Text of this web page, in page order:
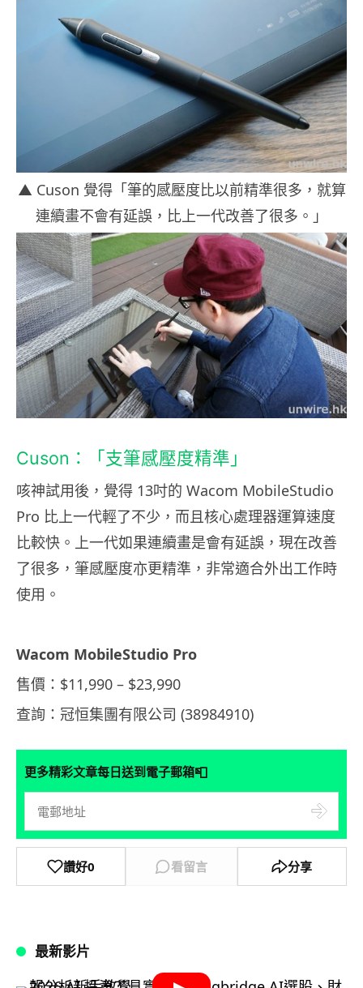
▲ Cuson 覺得「筆的感壓度比以前精準很多，就算
連續畫不會有延誤，比上一代改善了很多。」
Cuson：「 支筆感壓度精準 」
咳神試用後，覺得 13吋的 Wacom MobileStudio
Pro 比上一代輕了不少，而且核心處理器運算速度
比較快。上一代如果連續畫是會有延誤， 現在改善
了很多， 筆感壓度亦更精準，非常適合外出工作時
使用。
Wacom MobileStudio Pro
售價：$11,990 – $23,990
查詢：冠恒集團有限公司 (38984910)
更多精彩文章每日送到電子郵箱📮
讚好0 看留言 分享
最新影片